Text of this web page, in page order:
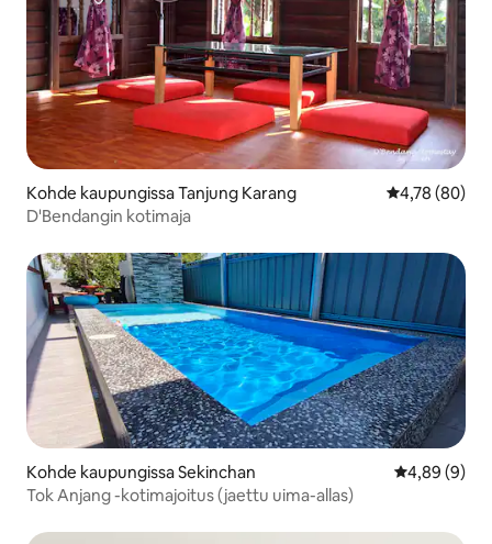
Kohde kaupungissa Tanjung Karang
4,78 (80)
D'Bendangin kotimaja
Kohde kaupungissa Sekinchan
4,89 (9)
Tok Anjang -kotimajoitus (jaettu uima-allas)